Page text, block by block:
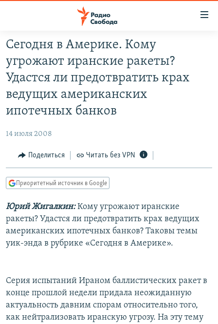
упрощенного
доступа
Вернуться
основному
содержанию
навигации
Вернутся
ПРОГРАММЫ
ПОДКАСТЫ
АВТОРСКИЕ ПРОЕКТЫ
ЦИТАТЫ СВОБОДЫ
IDEL.РЕАЛИИ
КАВКАЗ.РЕАЛИИ
СЕВЕР.РЕАЛИИ
СИБИРЬ.РЕАЛИИ
РАСПИСАНИЕ ВЕЩАНИЯ
ПОДПИШИТЕСЬ НА РАССЫЛКУ
Сегодня в Америке. Кому
угрожают иранские ракеты?
Удастся ли предотвратить крах
ведущих американских
ипотечных банков
14 июля 2008
Поделиться Читать без VPN
Приоритетный источник в Google
Юрий Жигалкин:Кому угрожают иранские
ракеты? Удастся ли предотвратить крах ведущих
американских ипотечных банков? Таковы темы
уик-энда в рубрике «Сегодня в Америке».
Серия испытаний Ираном баллистических ракет в
конце прошлой недели придала неожиданную
актуальность давним спорам относительно того,
как нейтрализовать иранскую угрозу. На эту тему